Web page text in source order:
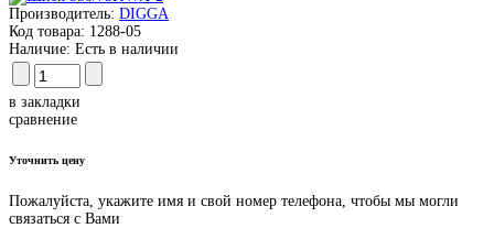
Производитель: DIGGA
Код товара: 1288-05
Наличие: Есть в наличии
в закладки
сравнение
Уточнить цену
Пожалуйста, укажите имя и свой номер телефона, чтобы мы могли
связаться с Вами